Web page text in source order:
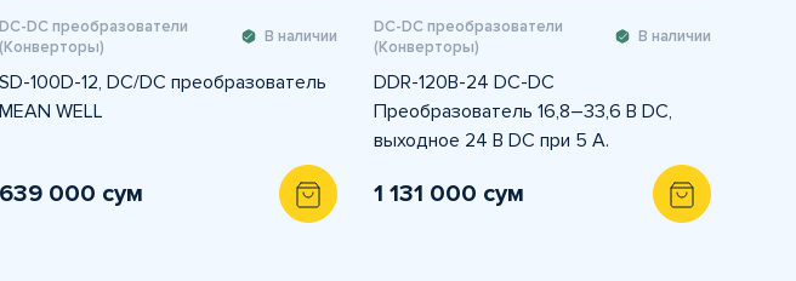
DC-DC преобразователи
(Конверторы)
В наличии
SD-100D-12, DC/DC преобразователь
MEAN WELL
639 000 сум
DC-DC преобразователи
(Конверторы)
В наличии
DDR-120B-24 DC-DC
Преобразователь 16,8–33,6 В DC,
выходное 24 В DC при 5 А.
1 131 000 сум